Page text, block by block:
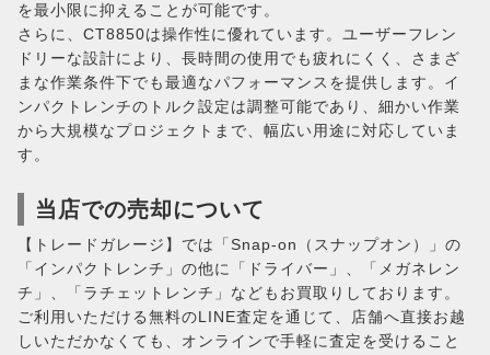
を最小限に抑えることが可能です。
さらに、CT8850は操作性に優れています。ユーザーフレン
ドリーな設計により、長時間の使用でも疲れにくく、さまざ
まな作業条件下でも最適なパフォーマンスを提供します。イ
ンパクトレンチのトルク設定は調整可能であり、細かい作業
から大規模なプロジェクトまで、幅広い用途に対応していま
す。
当店での売却について
【トレードガレージ】では「Snap-on（スナップオン）」の
「インパクトレンチ」の他に「ドライバー」、「メガネレン
チ」、「ラチェットレンチ」などもお買取りしております。
ご利用いただける無料のLINE査定を通じて、店舗へ直接お越
しいただかなくても、オンラインで手軽に査定を受けること